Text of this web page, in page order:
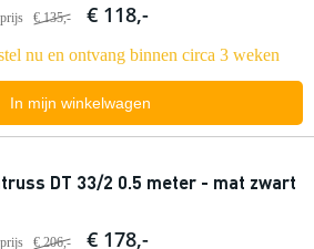
€ 135,- € 118,-
nu en ontvang binnen circa 3 weken
In mijn winkelwagen
DT 33/2 0.5 meter - mat zwart
€ 206,- € 178,-